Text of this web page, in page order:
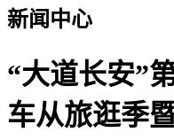
新闻中心
“大道长安”
车从旅逛季